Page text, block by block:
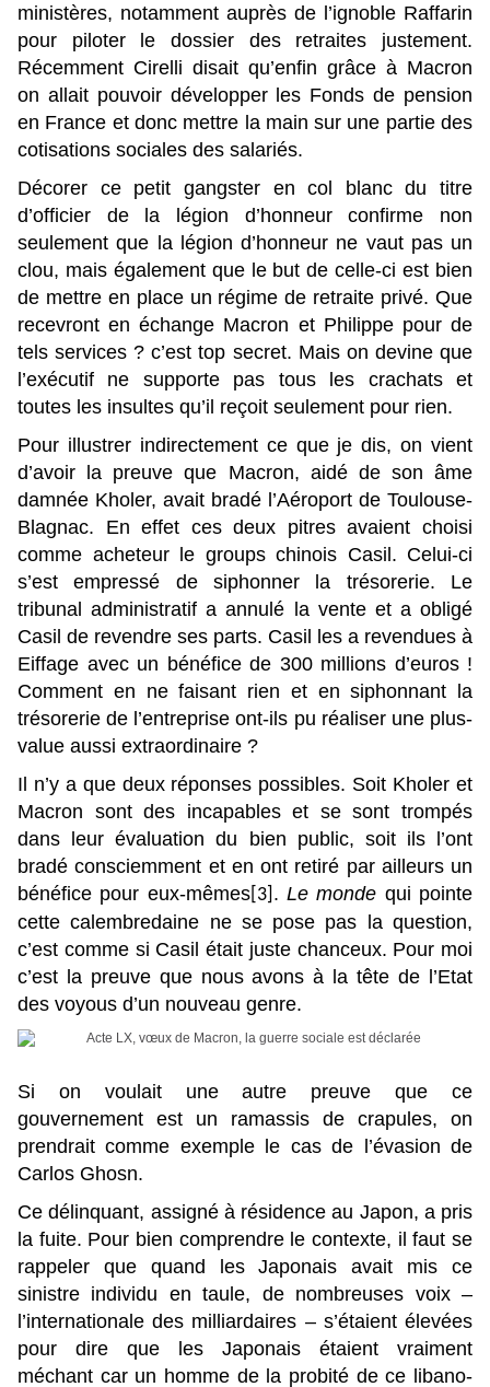
ministères, notamment auprès de l’ignoble Raffarin
pour piloter le dossier des retraites justement.
Récemment Cirelli disait qu’enfin grâce à Macron
on allait pouvoir développer les Fonds de pension
en France et donc mettre la main sur une partie des
cotisations sociales des salariés.
Décorer ce petit gangster en col blanc du titre
d’officier de la légion d’honneur confirme non
seulement que la légion d’honneur ne vaut pas un
clou, mais également que le but de celle-ci est bien
de mettre en place un régime de retraite privé. Que
recevront en échange Macron et Philippe pour de
tels services ? c’est top secret. Mais on devine que
l’exécutif ne supporte pas tous les crachats et
toutes les insultes qu’il reçoit seulement pour rien.
Pour illustrer indirectement ce que je dis, on vient
d’avoir la preuve que Macron, aidé de son âme
damnée Kholer, avait bradé l’Aéroport de Toulouse-
Blagnac. En effet ces deux pitres avaient choisi
comme acheteur le groups chinois Casil. Celui-ci
s’est empressé de siphonner la trésorerie. Le
tribunal administratif a annulé la vente et a obligé
Casil de revendre ses parts. Casil les a revendues à
Eiffage avec un bénéfice de 300 millions d’euros !
Comment en ne faisant rien et en siphonnant la
trésorerie de l’entreprise ont-ils pu réaliser une plus-
value aussi extraordinaire ?
Il n’y a que deux réponses possibles. Soit Kholer et
Macron sont des incapables et se sont trompés
dans leur évaluation du bien public, soit ils l’ont
bradé consciemment et en ont retiré par ailleurs un
bénéfice pour eux-mêmes[3] .Le monde qui pointe
cette calembredaine ne se pose pas la question,
c’est comme si Casil était juste chanceux. Pour moi
c’est la preuve que nous avons à la tête de l’Etat
des voyous d’un nouveau genre.
Si on voulait une autre preuve que ce
gouvernement est un ramassis de crapules, on
prendrait comme exemple le cas de l’évasion de
Carlos Ghosn.
Ce délinquant, assigné à résidence au Japon, a pris
la fuite. Pour bien comprendre le contexte, il faut se
rappeler que quand les Japonais avait mis ce
sinistre individu en taule, de nombreuses voix –
l’internationale des milliardaires – s’étaient élevées
pour dire que les Japonais étaient vraiment
méchant car un homme de la probité de ce libano-